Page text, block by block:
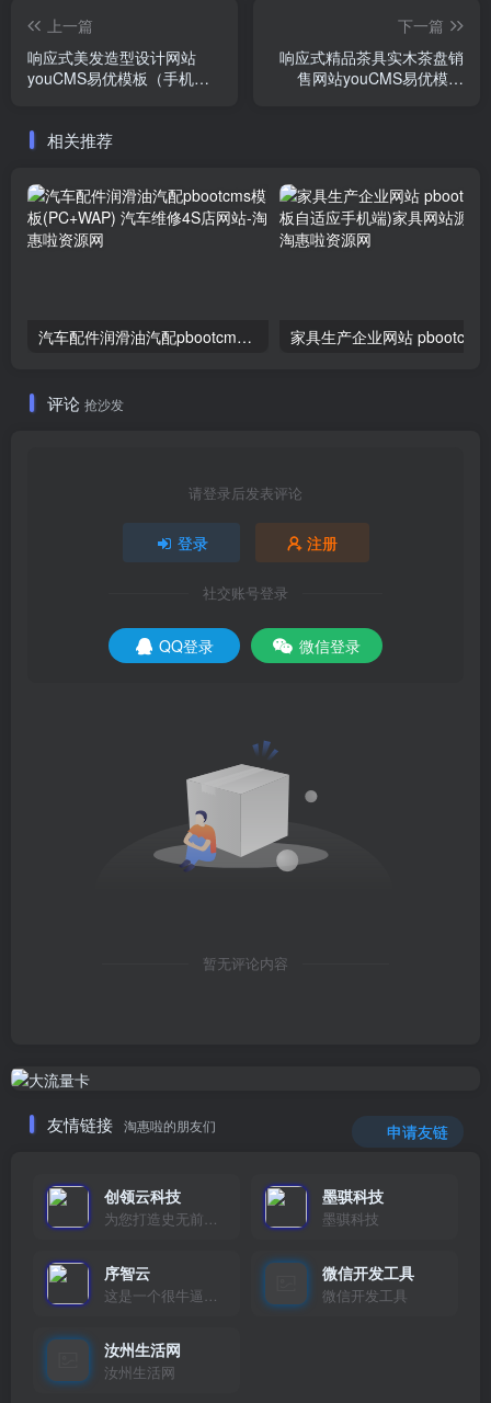
上一篇
响应式美发造型设计网站
youCMS易优模板（手机自
下一篇
响应式精品茶具实木茶盘销
售网站youCMS易优模板
相关推荐
汽车配件润滑油汽配pbootcms模板(PC+WAP) 汽车维修4S店网站
评论 抢沙发
请登录后发表评论
登录 注册
社交账号登录
QQ登录 微信登录
暂无评论内容
友情链接 淘惠啦的朋友们 申请友链
创领云科技
为您打造史无前例的应用产品带您认识新时代产品的创新
墨骐科技
墨骐科技
序智云
这是一个很牛逼的开发者，要开发找他准行！
微信开发工具
微信开发工具
汝州生活网
汝州生活网